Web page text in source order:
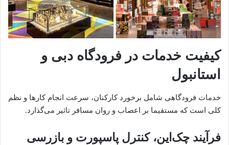
کیفیت خدمات در فرودگاه دبی و
استانبول
خدمات فرودگاهی شامل برخورد کارکنان، سرعت انجام کارها و نظم
کلی است که مستقیما بر اعصاب و روان مسافر تاثیر می‌گذارد.
فرآیند چک‌این، کنترل پاسپورت و بازرسی